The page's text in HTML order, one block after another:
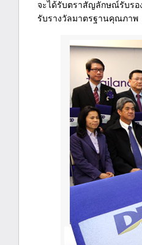
จะได้รับตราสัญลักษณ์รับรอ
รับรางวัลมาตรฐานคุณภาพ